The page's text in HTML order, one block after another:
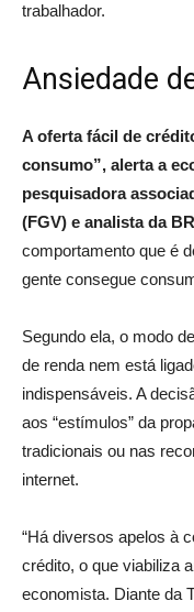
trabalhador.
Ansiedade
A oferta fácil de
consumo”, alerta a
pesquisadora
(FGV) e analista da
comportamento que é
gente consegue
Segundo ela, o modo
de renda nem está
indispensáveis. A
aos “estímulos” da
tradicionais ou nas
internet.
“Há diversos apelos à
crédito, o que viabiliza
economista. Diante da